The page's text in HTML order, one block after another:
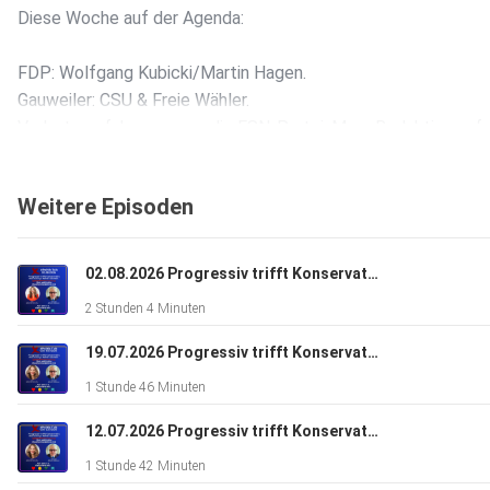
Diese Woche auf der Agenda:
FDP: Wolfgang Kubicki/Martin Hagen.
Gauweiler: CSU & Freie Wähler.
Analyse trifft Reibung.
Einig? Manchmal.
Unterhaltsam? Garantiert
Weitere Episoden
02.08.2026 Progressiv trifft Konservativ. Na, das kann ja heiter werden.
2 Stunden 4 Minuten
19.07.2026 Progressiv trifft Konservativ: Na, das kann ja heiter werden.
1 Stunde 46 Minuten
12.07.2026 Progressiv trifft Konservativ: Na, das kann ja heiter werden.
1 Stunde 42 Minuten